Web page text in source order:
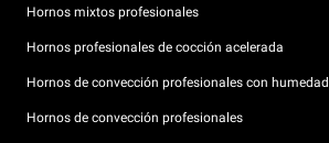
Hornos mixtos profesionales
Hornos profesionales de cocción acelerada
Hornos de convección profesionales con humedad
Hornos de convección profesionales